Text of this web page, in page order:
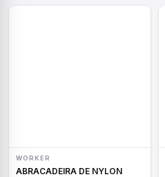
WORKER
ABRACADEIRA DE NYLON